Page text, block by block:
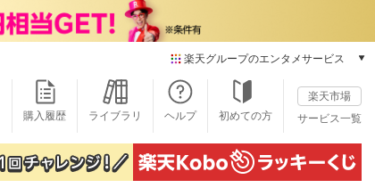
楽天グループのエンタメサービス
本/ゲーム/CD/DVD
楽天ブックス
電子書籍
楽天Kobo
雑誌読み放題
購入履歴 ライブラリ ヘルプ 初めての方
楽天市場
サービス一覧